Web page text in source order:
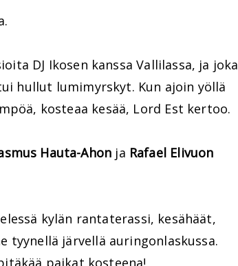
DJ Ikosen kanssa Vallilassa, ja joka
hullut lumimyrskyt. Kun ajoin yöllä
kosteaa kesää, Lord Est kertoo.
Hauta-Ahon ja Rafael Elivuon
kylän rantaterassi, kesähäät,
tyynellä järvellä auringonlaskussa.
paikat kosteena!